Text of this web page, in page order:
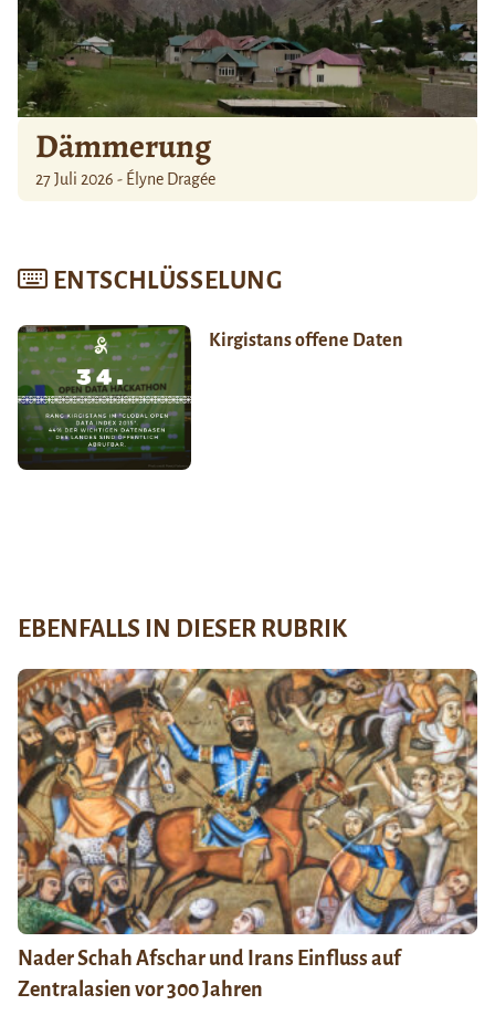
Dämmerung
27 Juli 2026 - Élyne Dragée
ENTSCHLÜSSELUNG
Kirgistans offene Daten
EBENFALLS IN DIESER RUBRIK
Nader Schah Afschar und Irans Einfluss auf
Zentralasien vor 300 Jahren